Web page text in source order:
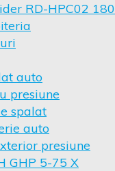
RD-HPC02
auto
presiune
spalat
auto
presiune
GHP 5-75 X